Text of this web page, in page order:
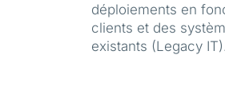
déploiements en
clients et des
existants (Legacy IT).